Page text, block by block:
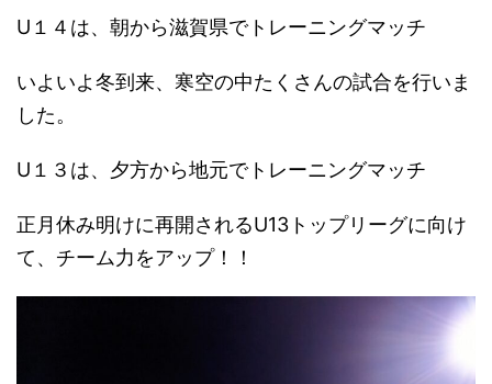
U１４は、朝から滋賀県でトレーニングマッチ
いよいよ冬到来、寒空の中たくさんの試合を行いま
した。
U１３は、夕方から地元でトレーニングマッチ
正月休み明けに再開されるU13トップリーグに向け
て、チーム力をアップ！！